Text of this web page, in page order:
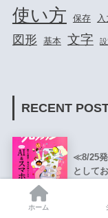
使い方 保存
図形 基本 文字
RECENT
≪8/25発
として
ホーム